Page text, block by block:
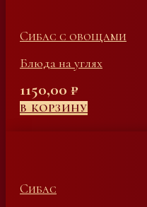
Сибас с овощами
Блюда на углях
1150,00 ₽
В КОРЗИНУ
Сибас